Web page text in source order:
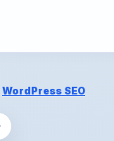
WordPress SEO